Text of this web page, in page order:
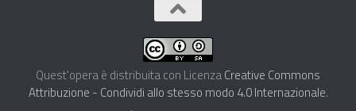
Quest'opera è distribuita con LicenzaCreative Commons
Attribuzione - Condividi allo stesso modo 4.0 Internazionale.